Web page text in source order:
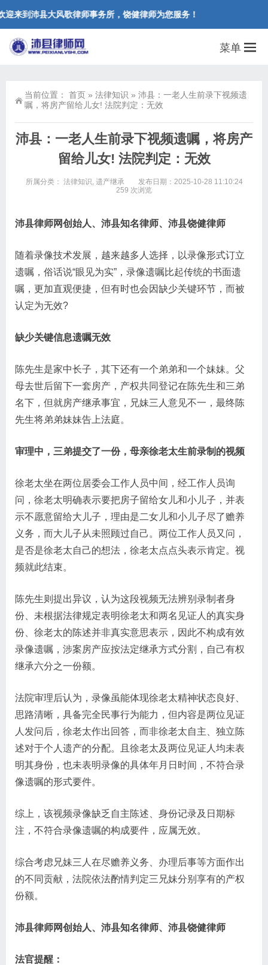
迎来到沛县大风歌律师事务所，饶健律师为您服务！
菜单
当前位置： 首页 » 法律知识 » 沛县：一老人生前录下视频遗
嘱，将房产留给儿女! 法院判定：无效
沛县：一老人生前录下视频遗嘱，将房产
留给儿女! 法院判定：无效
所属分类： 法律知识, 遗产继承
发布日期：2025-10-28 11:10:24
259 次浏览
沛县律师网创始人、沛县知名律师、沛县饶健律师
随着录像技术发展，越来越多人选择，以录像形式订立
遗嘱，俗话说“眼见为实”，录像遗嘱比起传统的书面遗
嘱，更加直观便捷，但有时也会因缺少关键环节，而被
认定为无效?
缺少关键信息遗嘱无效
陈先生是家中长子，其下还有一个弟弟和一个妹妹。父
母去世后留下一套房产，产权共同登记在陈先生和三弟
名下，但就房产继承事宜，兄妹三人意见不一，最终陈
先生将弟弟妹妹告上法庭。
审理中，三弟提交了一份，母亲徐老太生前录制的视频
徐老太坐在两位居委会工作人员中间，经工作人员询
问，徐老太明确表示要把房子留给女儿和小儿子，并表
示不愿意留给大儿子，理由是二女儿和小儿子尽了赡养
义务，而大儿子从未照顾过自己。两位工作人员又问，
是否是徐老太自己的想法，徐老太点点头表示肯定。视
频就此结束。
陈先生则提出异议，认为这段视频无法辨别录制者身
份、未根据法律规定表明徐老太和两名见证人的真实身
份、徐老太的陈述并非真实意思表示，因此不构成有效
录像遗嘱，涉案房产应按法定继承方式分割，自己有权
继承六分之一份额。
法院审理后认为，录像虽能体现徐老太精神状态良好、
思路清晰，具备完全民事行为能力，但内容是两位见证
人发问后，徐老太作出回答，而非徐老太自主、独立陈
述对于个人遗产的分配。且徐老太及两位见证人均未表
明其身份，也未表明录像的具体年月日时间，不符合录
像遗嘱的形式要件。
综上，该视频录像缺乏自主陈述、身份记录及日期标
注，不符合录像遗嘱的构成要件，应属无效。
综合考虑兄妹三人在尽赡养义务、办理后事等方面作出
的不同贡献，法院依法酌情判定三兄妹分别享有的产权
份额。
沛县律师网创始人、沛县知名律师、沛县饶健律师
法官提醒：